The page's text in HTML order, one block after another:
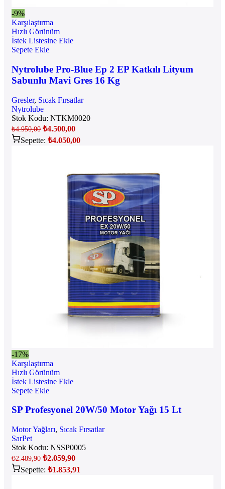
-9%
Karşılaştırma
Hızlı Görünüm
İstek Listesine Ekle
Sepete Ekle
Nytrolube Pro-Blue Ep 2 EP Katkılı Lityum
Sabunlu Mavi Gres 16 Kg
Gresler, Sıcak Fırsatlar
Nytrolube
Stok Kodu: NTKM0020
₺4.950,00 ₺4.500,00
Sepette: ₺4.050,00
-17%
Karşılaştırma
Hızlı Görünüm
İstek Listesine Ekle
Sepete Ekle
SP Profesyonel 20W/50 Motor Yağı 15 Lt
Motor Yağları, Sıcak Fırsatlar
SarPet
Stok Kodu: NSSP0005
₺2.489,90 ₺2.059,90
Sepette: ₺1.853,91